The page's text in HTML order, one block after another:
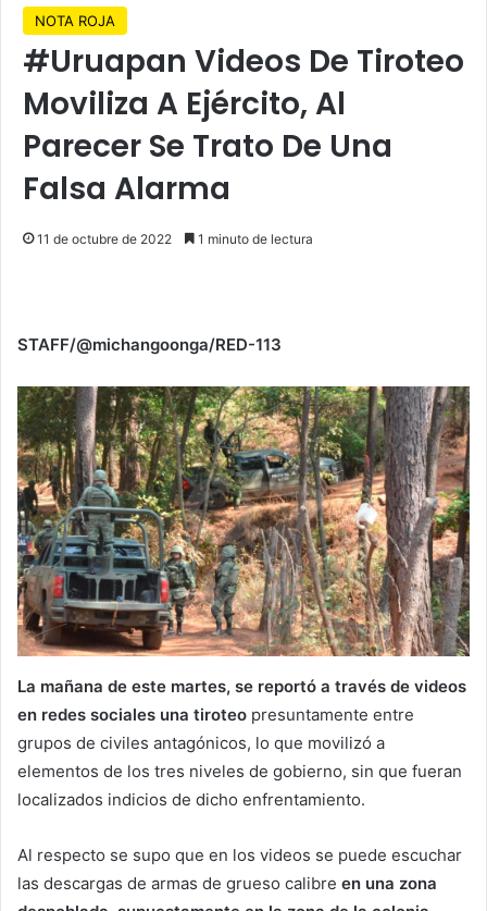
NOTA ROJA
#Uruapan Videos De Tiroteo
Moviliza A Ejército, Al
Parecer Se Trato De Una
Falsa Alarma
11 de octubre de 2022 1 minuto de lectura
STAFF/@michangoonga/RED-113
La mañana de este martes, se reportó a través de videos
en redes sociales una tiroteo presuntamente entre
grupos de civiles antagónicos, lo que movilizó a
elementos de los tres niveles de gobierno, sin que fueran
localizados indicios de dicho enfrentamiento.
Al respecto se supo que en los videos se puede escuchar
las descargas de armas de grueso calibre en una zona